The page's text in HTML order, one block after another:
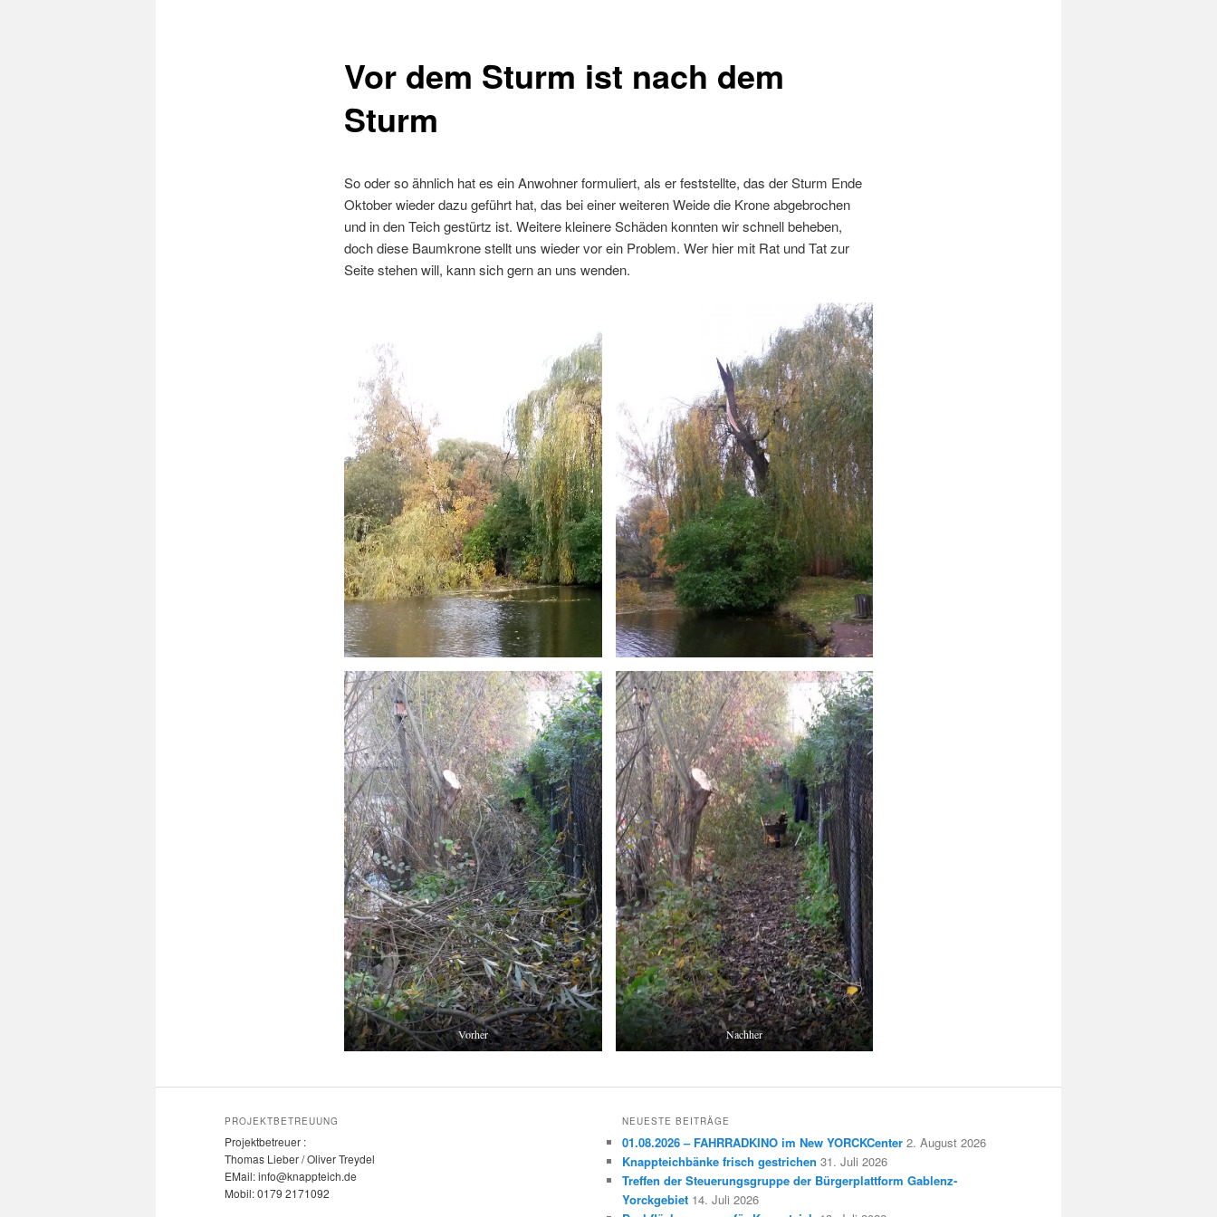
Vor dem Sturm ist nach dem
Sturm
So oder so ähnlich hat es ein Anwohner formuliert, als er feststellte, das der Sturm Ende
Oktober wieder dazu geführt hat, das bei einer weiteren Weide die Krone abgebrochen
und in den Teich gestürtz ist. Weitere kleinere Schäden konnten wir schnell beheben,
doch diese Baumkrone stellt uns wieder vor ein Problem. Wer hier mit Rat und Tat zur
Seite stehen will, kann sich gern an uns wenden.
Vorher Nachher
PROJEKTBETREUUNG
Projektbetreuer :
Thomas Lieber / Oliver Treydel
EMail: info@knappteich.de
Mobil: 0179 2171092
NEUESTE BEITRÄGE
01.08.2026 – FAHRRADKINO im New YORCKCenter 2. August 2026
Knappteichbänke frisch gestrichen 31. Juli 2026
Treffen der Steuerungsgruppe der Bürgerplattform Gablenz-
Yorckgebiet 14. Juli 2026